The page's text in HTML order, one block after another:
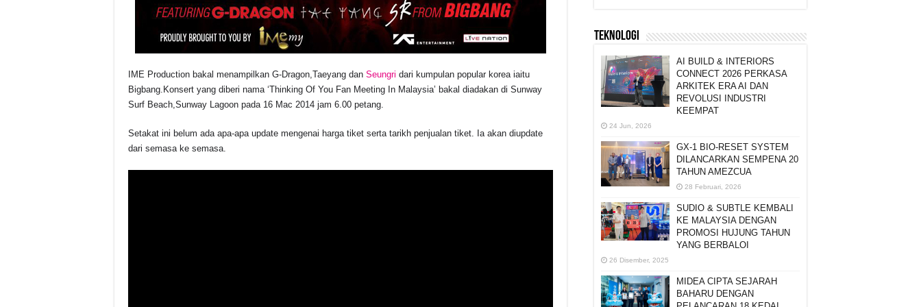
IME Production bakal menampilkan G-Dragon,Taeyang dan Seungri dari kumpulan popular korea iaitu
Bigbang.Konsert yang diberi nama ‘Thinking Of You Fan Meeting In Malaysia’ bakal diadakan di Sunway
Surf Beach,Sunway Lagoon pada 16 Mac 2014 jam 6.00 petang.
Setakat ini belum ada apa-apa update mengenai harga tiket serta tarikh penjualan tiket. Ia akan diupdate
dari semasa ke semasa.
TEKNOLOGI
AI BUILD & INTERIORS
CONNECT 2026 PERKASA
ARKITEK ERA AI DAN
REVOLUSI INDUSTRI
KEEMPAT
24 Jun, 2026
GX-1 BIO-RESET SYSTEM
DILANCARKAN SEMPENA 20
TAHUN AMEZCUA
28 Februari, 2026
SUDIO & SUBTLE KEMBALI
KE MALAYSIA DENGAN
PROMOSI HUJUNG TAHUN
YANG BERBALOI
26 Disember, 2025
MIDEA CIPTA SEJARAH
BAHARU DENGAN